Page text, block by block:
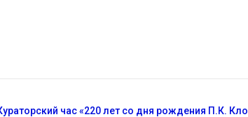
час «220 лет со дня рождения П.К.